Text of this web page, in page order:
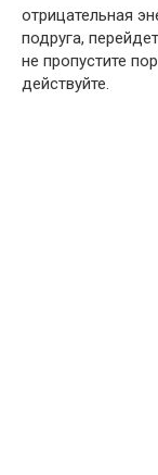
отрицательная
подруга,
не пропустите
действуйте.